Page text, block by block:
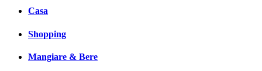
Casa
Shopping
Mangiare & Bere